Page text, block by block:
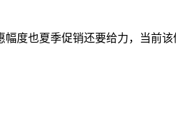
度也夏季促销还要给力，当前